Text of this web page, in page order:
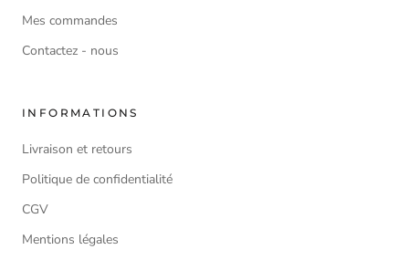
Mes commandes
Contactez - nous
INFORMATIONS
Livraison et retours
Politique de confidentialité
CGV
Mentions légales